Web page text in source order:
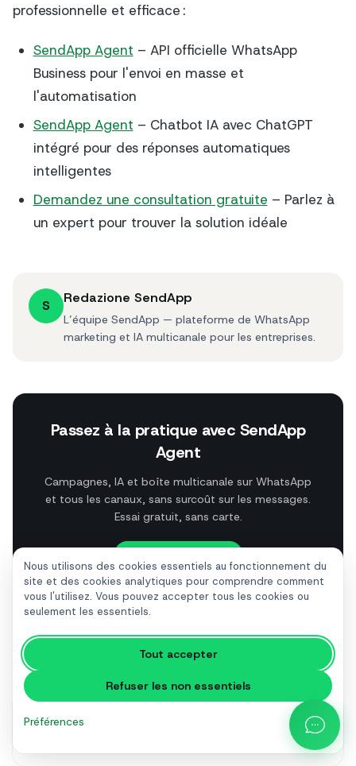
Nous utilisons des cookies essentiels au fonctionnement du
site et des cookies analytiques pour comprendre comment
vous l'utilisez. Vous pouvez accepter tous les cookies ou
seulement les essentiels.
Tout accepter
Refuser les non essentiels
Préférences
professionnelle et efficace :
SendApp Agent – API officielle WhatsApp
Business pour l'envoi en masse et
l'automatisation
SendApp Agent – Chatbot IA avec ChatGPT
intégré pour des réponses automatiques
intelligentes
Demandez une consultation gratuite – Parlez à
un expert pour trouver la solution idéale
S Redazione SendApp
L’équipe SendApp — plateforme de WhatsApp
marketing et IA multicanale pour les entreprises.
Passez à la pratique avec SendApp
Agent
Campagnes, IA et boîte multicanale sur WhatsApp
et tous les canaux, sans surcoût sur les messages.
Essai gratuit, sans carte.
Essai gratuit
À lire ensuite